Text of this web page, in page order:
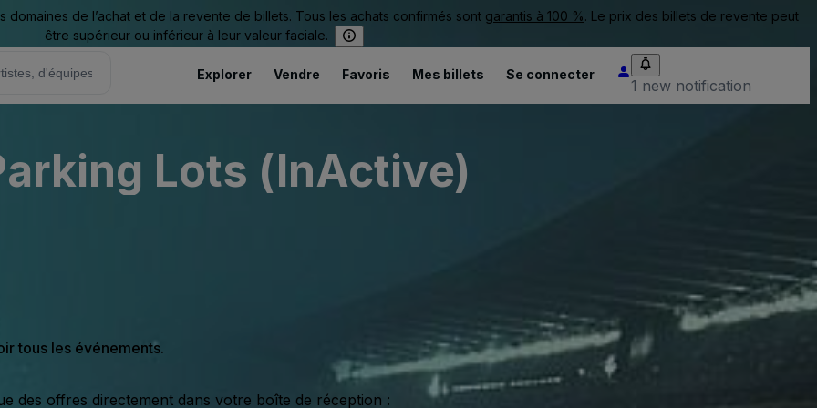
de l’achat et de la revente de billets. Tous les achats confirmés sont garantis à 100 %. Le prix des billets de revente peut
être supérieur ou inférieur à leur valeur faciale.
Explorer Vendre Favoris Mes billets Se connecter
1 new notification
Lots (InActive)
tous les événements.
des offres directement dans votre boîte de réception :